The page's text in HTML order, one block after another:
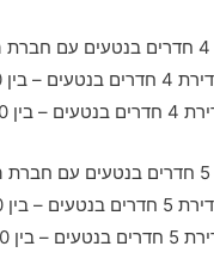
2970 ש"ח
ש"ח
4180 ש"ח
ש"ח